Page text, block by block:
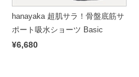
hanayaka 超肌サラ！骨盤底筋サ
ポート吸水ショーツ Basic
¥6,680